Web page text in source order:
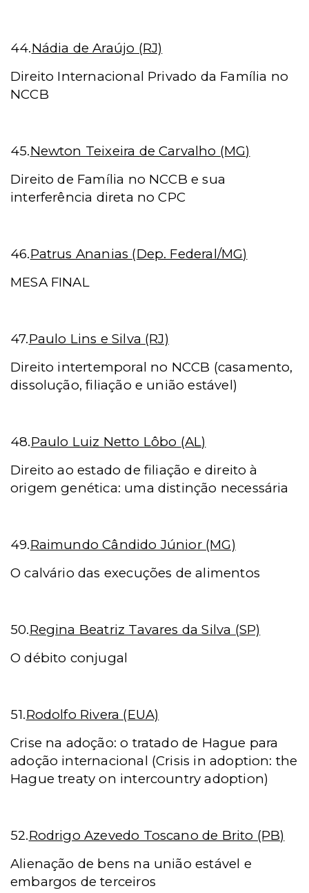
44.Nádia de Araújo (RJ)
Direito Internacional Privado da Família no
NCCB
45.Newton Teixeira de Carvalho (MG)
Direito de Família no NCCB e sua
interferência direta no CPC
46.Patrus Ananias (Dep. Federal/MG)
MESA FINAL
47.Paulo Lins e Silva (RJ)
Direito intertemporal no NCCB (casamento,
dissolução, filiação e união estável)
48.Paulo Luiz Netto Lôbo (AL)
Direito ao estado de filiação e direito à
origem genética: uma distinção necessária
49.Raimundo Cândido Júnior (MG)
O calvário das execuções de alimentos
50.Regina Beatriz Tavares da Silva (SP)
O débito conjugal
51.Rodolfo Rivera (EUA)
Crise na adoção: o tratado de Hague para
adoção internacional (Crisis in adoption: the
Hague treaty on intercountry adoption)
52.Rodrigo Azevedo Toscano de Brito (PB)
Alienação de bens na união estável e
embargos de terceiros